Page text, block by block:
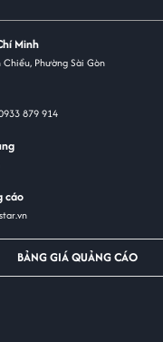
Minh
Phường Sài Gòn
879 914
cáo
BẢNG GIÁ QUẢNG CÁO